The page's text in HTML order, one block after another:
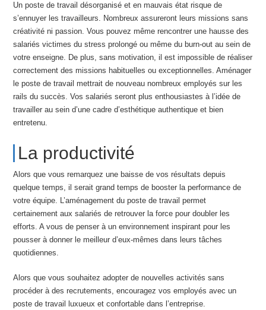
Un poste de travail désorganisé et en mauvais état risque de
s’ennuyer les travailleurs. Nombreux assureront leurs missions sans
créativité ni passion. Vous pouvez même rencontrer une hausse des
salariés victimes du stress prolongé ou même du burn-out au sein de
votre enseigne. De plus, sans motivation, il est impossible de réaliser
correctement des missions habituelles ou exceptionnelles. Aménager
le poste de travail mettrait de nouveau nombreux employés sur les
rails du succès. Vos salariés seront plus enthousiastes à l’idée de
travailler au sein d’une cadre d’esthétique authentique et bien
entretenu.
La productivité
Alors que vous remarquez une baisse de vos résultats depuis
quelque temps, il serait grand temps de booster la performance de
votre équipe. L’aménagement du poste de travail permet
certainement aux salariés de retrouver la force pour doubler les
efforts. A vous de penser à un environnement inspirant pour les
pousser à donner le meilleur d’eux-mêmes dans leurs tâches
quotidiennes.
Alors que vous souhaitez adopter de nouvelles activités sans
procéder à des recrutements, encouragez vos employés avec un
poste de travail luxueux et confortable dans l’entreprise.